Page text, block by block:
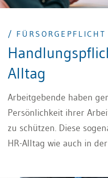
/ FÜRSORGEPFLICHT
Alltag
Arbeitgebende haben
Persönlichkeit ihrer
zu schützen. Diese
HR-Alltag wie auch in